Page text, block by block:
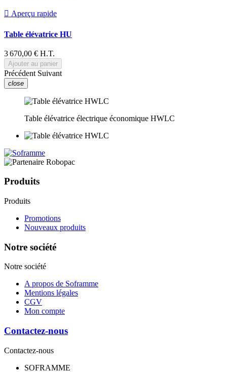
 Aperçu rapide
Table élévatrice HU
3 670,00 € H.T.
Ajouter au panier
Précédent Suivant
close
Table élévatrice électrique économique HWLC
Produits
Produits
Promotions
Nouveaux produits
Notre société
Notre société
A propos de Soframme
Mentions légales
CGV
Mon compte
Contactez-nous
Contactez-nous
SOFRAMME